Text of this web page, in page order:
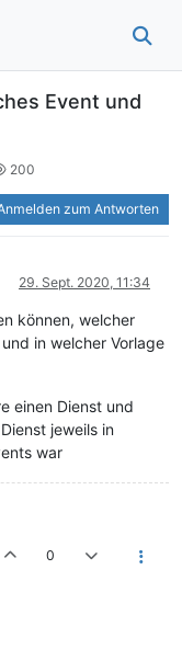
Event und
200
zum Antworten
29. Sept. 2020, 11:34
können, welcher
in welcher Vorlage
einen Dienst und
jeweils in
war
0